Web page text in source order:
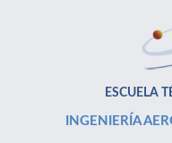
ESCUELA
INGENIERÍA